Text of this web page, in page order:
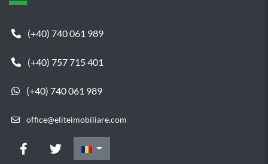
(+40) 740 061 989
(+40) 757 715 401
(+40) 740 061 989
office@eliteimobiliare.com